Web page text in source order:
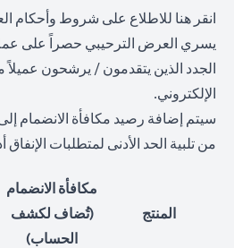
انقر هنا opens in a new tab
للاطلاع على شروط وأحكام
يسري العرض الترحيبي حصراً على
الجدد الذين يتقدمون / يرشحون
الإلكتروني.
من تلبية الحد الأدنى لمتطلبات الإنفاق
المنتج
مكافأة الانضمام
(تُضاف لكشف
الحساب)